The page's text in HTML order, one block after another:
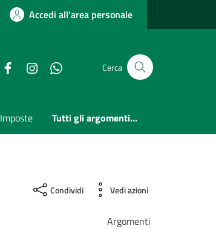
Accedi all'area personale
FacebookInstagramwhatsappCerca
Imposte Tutti gli argomenti...
Condividi Vedi azioni
Argomenti